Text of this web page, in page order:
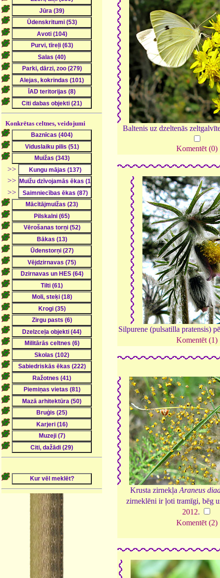
Konkrētas celtnes, veidojumi
>>
>>
>>
Baltenis uz dzeltenās
Komentēt (0)
Silpurene (pulsatilla pratensis)
Komentēt (1)
Krusta zirnekļaAraneus
zirneklēni ir ļoti tramīgi, bēg
2012.
Komentēt (2)